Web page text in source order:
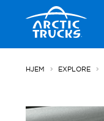
Hopp
til
navigasjon
Hopp
til
innhold
HJEM EXPLORE